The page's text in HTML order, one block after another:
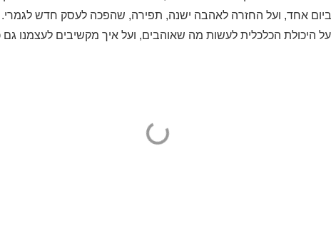
אחד, ועל החזרה לאהבה ישנה, תפירה, שהפכה לעסק חדש לגמרי.